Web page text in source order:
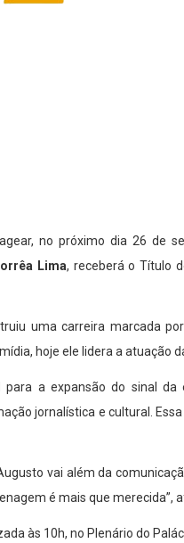
no próximo dia 26 de
Lima, receberá o Título
uma carreira marcada
hoje ele lidera a atuação
a expansão do sinal
jornalística e cultural.
vai além da
é mais que merecida”,
às 10h, no Plenário do